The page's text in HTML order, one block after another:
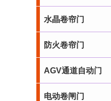
水晶卷帘门
防火卷帘门
AGV通道自动门
电动卷闸门